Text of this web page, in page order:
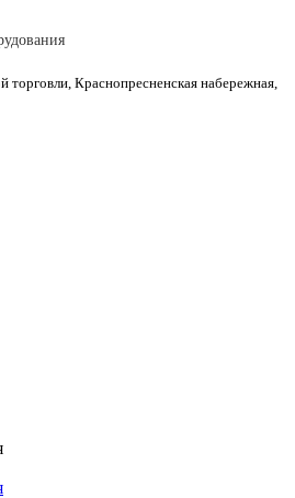
Краснопресненская набережная,